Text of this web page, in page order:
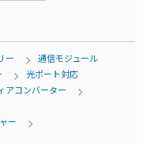
ー
通信モジュール
光ポート対応
アコンバーター
ー